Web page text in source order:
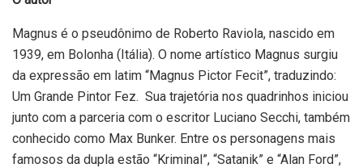
Magnus é o pseudônimo de Roberto Raviola, nascido em
1939, em Bolonha (Itália). O nome artístico Magnus surgiu
da expressão em latim “Magnus Pictor Fecit”, traduzindo:
Um Grande Pintor Fez. Sua trajetória nos quadrinhos iniciou
junto com a parceria com o escritor Luciano Secchi, também
conhecido como Max Bunker. Entre os personagens mais
famosos da dupla estão “Kriminal”, “Satanik” e “Alan Ford”,